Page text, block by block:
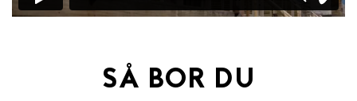
SÅ BOR DU